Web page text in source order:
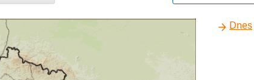
Dnes